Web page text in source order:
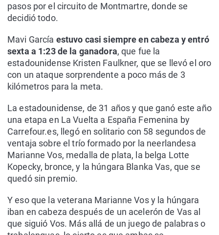
pasos por el circuito de Montmartre, donde se
decidió todo.
Mavi García estuvo casi siempre en cabeza y entró
sexta a 1:23 de la ganadora, que fue la
estadounidense Kristen Faulkner, que se llevó el oro
con un ataque sorprendente a poco más de 3
kilómetros para la meta.
La estadounidense, de 31 años y que ganó este año
una etapa en La Vuelta a España Femenina by
Carrefour.es, llegó en solitario con 58 segundos de
ventaja sobre el trío formado por la neerlandesa
Marianne Vos, medalla de plata, la belga Lotte
Kopecky, bronce, y la húngara Blanka Vas, que se
quedó sin premio.
Y eso que la veterana Marianne Vos y la húngara
iban en cabeza después de un acelerón de Vas al
que siguió Vos. Más allá de un juego de palabras o